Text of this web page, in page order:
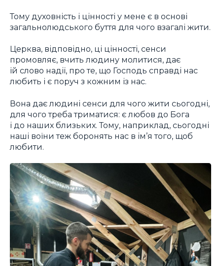
Тому духовність і цінності у мене є в основі
загальнолюдського буття для чого взагалі жити.
Церква, відповідно, ці цінності, сенси
промовляє, вчить людину молитися, дає
їй слово надії, про те, що Господь справді нас
любить і є поруч з кожним із нас.
Вона дає людині сенси для чого жити сьогодні,
для чого треба триматися: є любов до Бога
і до наших близьких. Тому, наприклад, сьогодні
наші воїни теж боронять нас в ім’я того, щоб
любити.